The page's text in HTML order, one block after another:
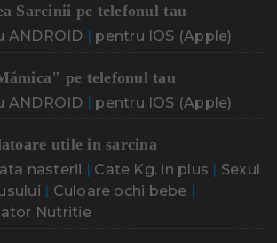
Sarcinii pe telefonul tau
ANDROID | pentru IOS (Apple)
pe telefonul tau
ANDROID | pentru IOS (Apple)
utile in sarcina
nasterii | Cate Kg. in plus | Sexul
| Culoare ochi bebe |
Nutritie